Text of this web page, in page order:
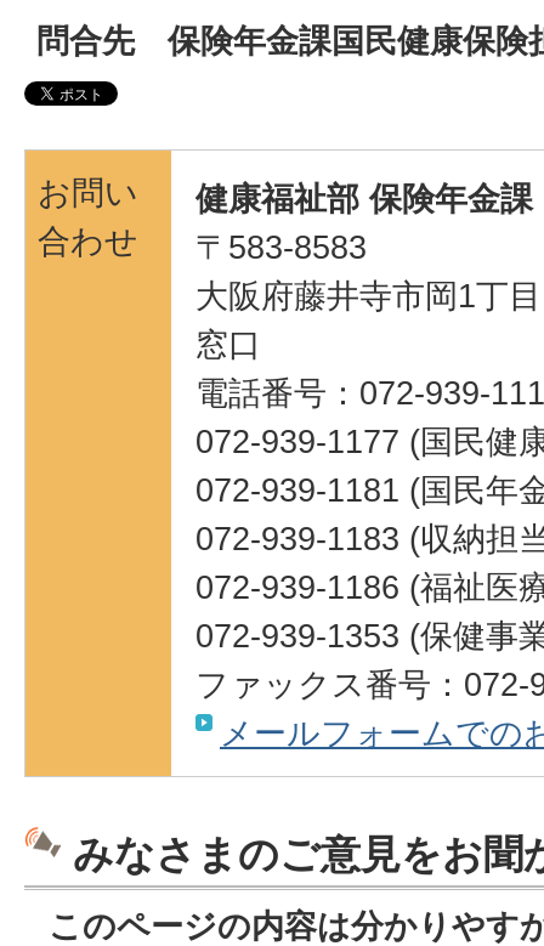
問合先 保険年金課国民健康保険
お問い
合わせ
健康福祉部 保険年金課
〒583-8583
大阪府藤井寺市岡1丁
窓口
電話番号：072-939-
072-939-1177 (国民健
072-939-1181 (国民年
072-939-1183 (収納担
072-939-1186 (福祉医
072-939-1353 (保健事
ファックス番号：072-
メールフォームでの
みなさまのご意見をお聞
このページの内容は分かりやす